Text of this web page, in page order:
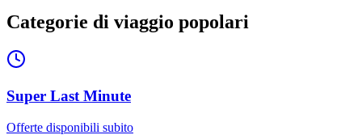
Categorie di viaggio popolari
Super Last Minute
Offerte disponibili subito